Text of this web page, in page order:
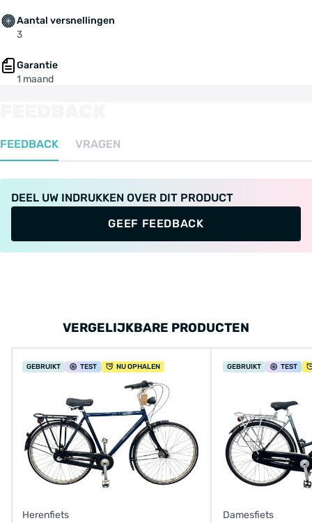
Aantal versnellingen
3
Garantie
1 maand
FEEDBACK VRAGEN
DEEL UW INDRUKKEN OVER DIT PRODUCT
GEEF FEEDBACK
VERGELIJKBARE PRODUCTEN
GEBRUIKT TEST NU OPHALEN
Herenfiets
GEBRUIKT TEST
Damesfiets